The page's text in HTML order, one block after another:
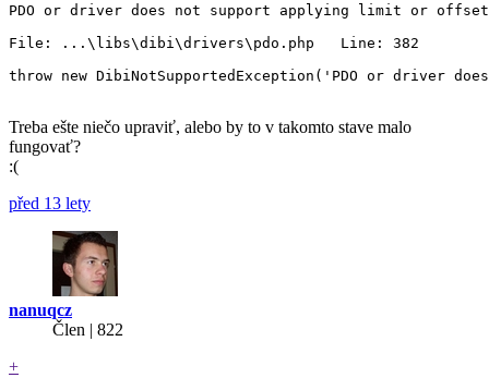
PDO or driver does not support applying limit or offset
File: ...\libs\dibi\drivers\pdo.php   Line: 382
throw new DibiNotSupportedException('PDO or driver
Treba ešte niečo upraviť, alebo by to v takomto stave malo
fungovať?
:(
před 13 lety
nanuqcz
Člen | 822
+